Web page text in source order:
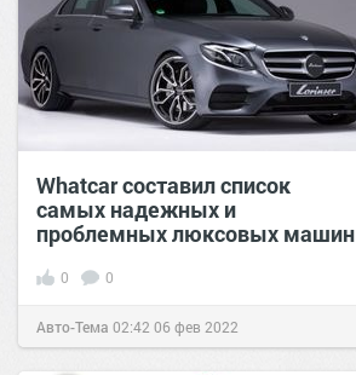
Whatcar составил список
самых надежных и
проблемных люксовых машин
0 0
Авто-Тема 02:42 06 фев 2022